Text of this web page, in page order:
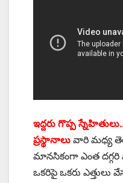
ఇద్దరు గొప్ప
ప్రస్థానాలు వారి మధ్య
మానసికంగా ఎంత
ఒకరిపై ఒకరు ఎత్తులు